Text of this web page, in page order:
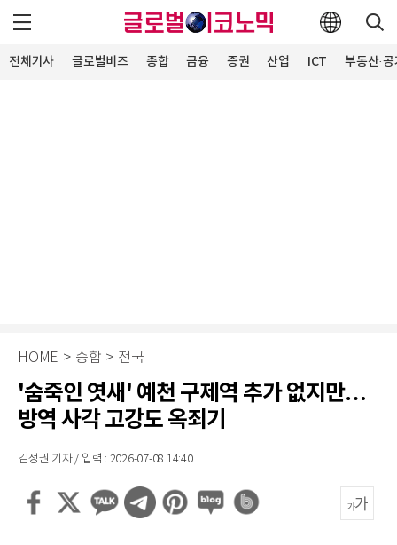
전체기사 글로벌비즈 종합 금융 증권 산업 ICT 부동산·
HOME > 종합 > 전국
'숨죽인 엿새' 예천 구제역 추가 없지만…
방역 사각 고강도 옥죄기
김성권 기자 / 입력 : 2026-07-08 14:40